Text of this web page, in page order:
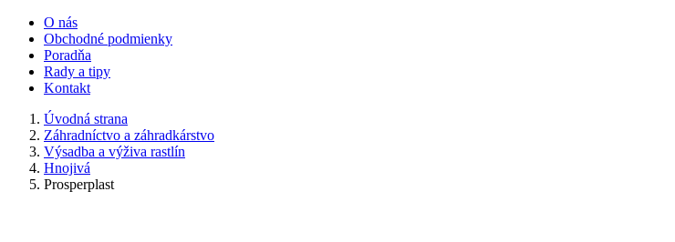
O nás
Obchodné podmienky
Poradňa
Rady a tipy
Kontakt
Úvodná strana
Záhradníctvo a záhradkárstvo
Výsadba a výživa rastlín
Hnojivá
Prosperplast